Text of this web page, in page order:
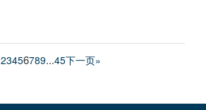
23456789...45下一页»